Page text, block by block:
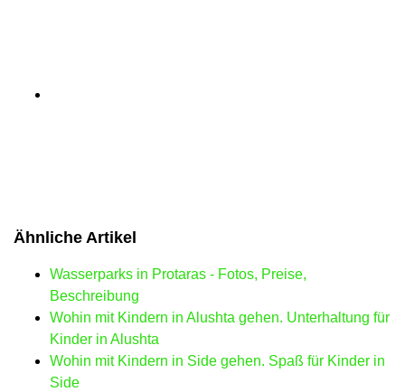
Ähnliche Artikel
Wasserparks in Protaras - Fotos, Preise,
Beschreibung
Wohin mit Kindern in Alushta gehen. Unterhaltung für
Kinder in Alushta
Wohin mit Kindern in Side gehen. Spaß für Kinder in
Side